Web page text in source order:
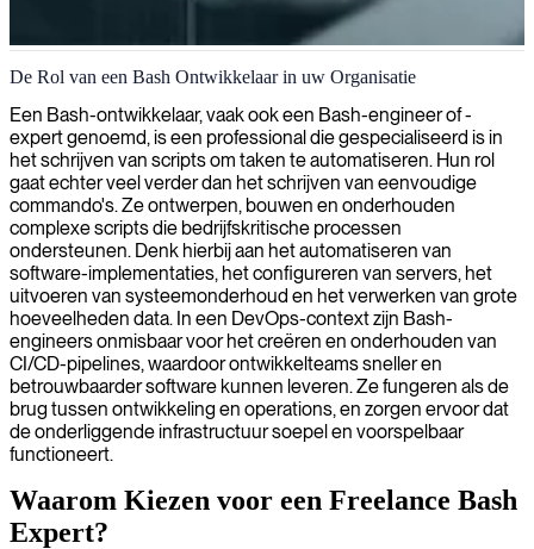
Bash scripting en automatisering
Wij leveren bekwame Bash-ontwikkelaars die taken automatiseren,
werkstromen optimaliseren en robuuste opdrachtregeltools bouwen
voor naadloze systeemoperaties.
De Rol van een Bash Ontwikkelaar in uw Organisatie
Een Bash-ontwikkelaar, vaak ook een Bash-engineer of -
expert genoemd, is een professional die gespecialiseerd is in
het schrijven van scripts om taken te automatiseren. Hun rol
gaat echter veel verder dan het schrijven van eenvoudige
commando's. Ze ontwerpen, bouwen en onderhouden
complexe scripts die bedrijfskritische processen
ondersteunen. Denk hierbij aan het automatiseren van
software-implementaties, het configureren van servers, het
uitvoeren van systeemonderhoud en het verwerken van grote
hoeveelheden data. In een DevOps-context zijn Bash-
engineers onmisbaar voor het creëren en onderhouden van
CI/CD-pipelines, waardoor ontwikkelteams sneller en
betrouwbaarder software kunnen leveren. Ze fungeren als de
brug tussen ontwikkeling en operations, en zorgen ervoor dat
de onderliggende infrastructuur soepel en voorspelbaar
functioneert.
Waarom Kiezen voor een Freelance Bash
Expert?